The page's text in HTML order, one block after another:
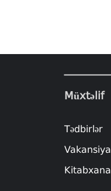
Müxtəlif
Tədbirlər
Vakansiya
Kitabxana